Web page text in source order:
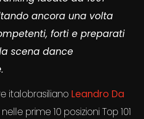
ancora una volta
forti e preparati
scena dance
italobrasiliano Leandro Da
prime 10 posizioni Top 101